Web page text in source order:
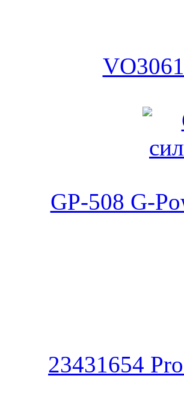
GP-508 G-
23431654